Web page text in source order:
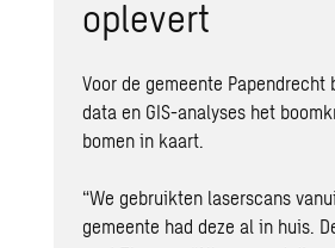
oplevert
Voor de gemeente
data en GIS-analyses het
bomen in kaart.
“We gebruikten laserscans
gemeente had deze al in huis.